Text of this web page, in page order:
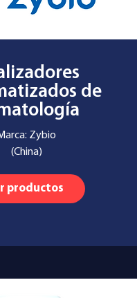
de
Zybio
(China)
productos